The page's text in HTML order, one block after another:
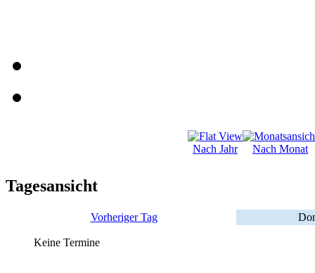
Nach Jahr Nach Monat
Tagesansicht
Vorheriger Tag
Keine Termine